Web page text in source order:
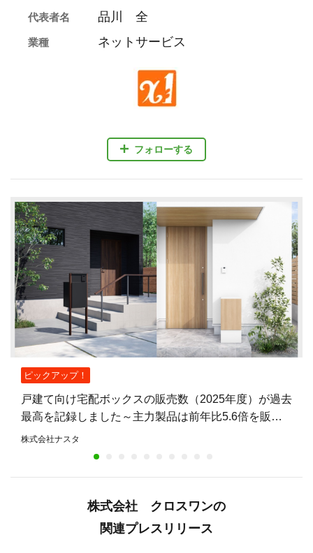
フォローする
代表者名 品川 全
業種 ネットサービス
ピックアップ！
戸建て向け宅配ボックスの販売数（2025年度）が過去
最高を記録しました～主力製品は前年比5.6倍を販
売。不在時も荷物を受け取れる住宅が増加～
株式会社ナスタ
株式会社 クロスワンの
関連プレスリリース